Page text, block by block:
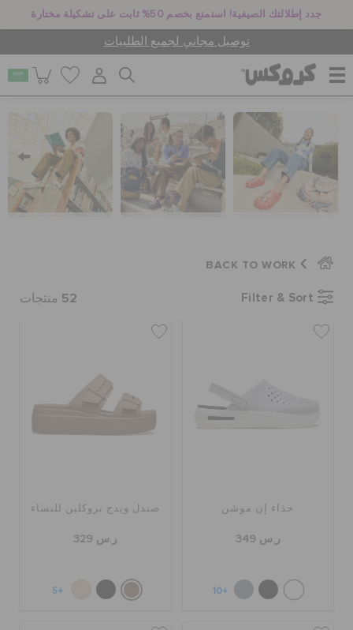
جدد إطلالتك الصيفية! استمتع بخصم 50% ثابت على تشكيلة مختارة
توصيل مجاني لجميع الطلبيات
للنساء
للرجال
جيبيتز تشارمز
الحقائب
BACK TO WORK
Filter & Sort
52 منتجات
حذاء إن موشن
ر.س 349
+10
صندل ويدج بروكلين للنساء
ر.س 329
+5